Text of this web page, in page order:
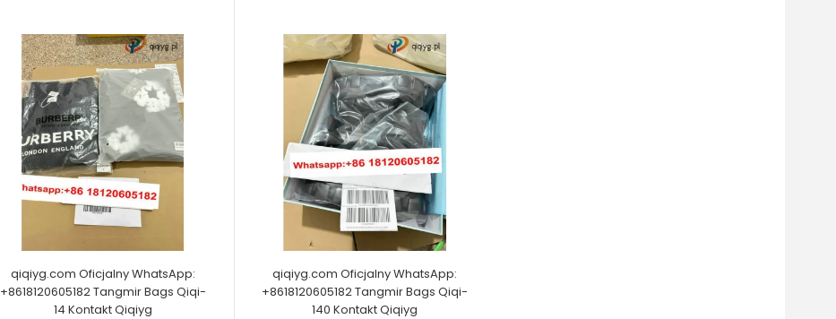
qiqiyg.com Oficjalny WhatsApp:
+8618120605182 Tangmir Bags Qiqi-
14 Kontakt Qiqiyg
qiqiyg.com Oficjalny WhatsApp:
+8618120605182 Tangmir Bags Qiqi-
140 Kontakt Qiqiyg